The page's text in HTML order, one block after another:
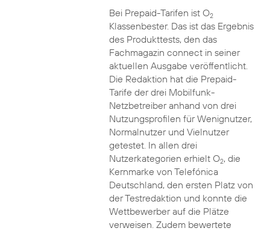
Bei Prepaid-Tarifen ist O2
Klassenbester. Das ist das Ergebnis
des Produkttests, den das
Fachmagazin connect in seiner
aktuellen Ausgabe veröffentlicht.
Die Redaktion hat die Prepaid-
Tarife der drei Mobilfunk-
Netzbetreiber anhand von drei
Nutzungsprofilen für Wenignutzer,
Normalnutzer und Vielnutzer
getestet. In allen drei
Nutzerkategorien erhielt O2, die
Kernmarke von Telefónica
Deutschland, den ersten Platz von
der Testredaktion und konnte die
Wettbewerber auf die Plätze
verweisen. Zudem bewertete